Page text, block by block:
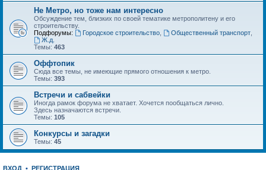
Не Метро, но тоже нам интересно
Обсуждение тем, близких по своей тематике метрополитену и его
строительству.
Подфорумы:
Городское строительство, Общественный транспорт,
Ж.д.
Темы: 463
Оффтопик
Сюда все темы, не имеющие прямого отношения к метро.
Темы: 393
Встречи и сабвейки
Иногда рамок форума не хватает. Хочется пообщаться лично.
Здесь назначаются встречи.
Темы: 105
Конкурсы и загадки
Темы: 45
ВХОД • РЕГИСТРАЦИЯ